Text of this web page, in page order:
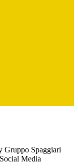
Gruppo Spaggiari
Media